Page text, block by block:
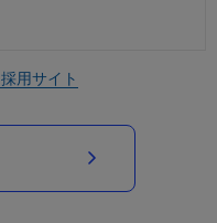
採用サイト